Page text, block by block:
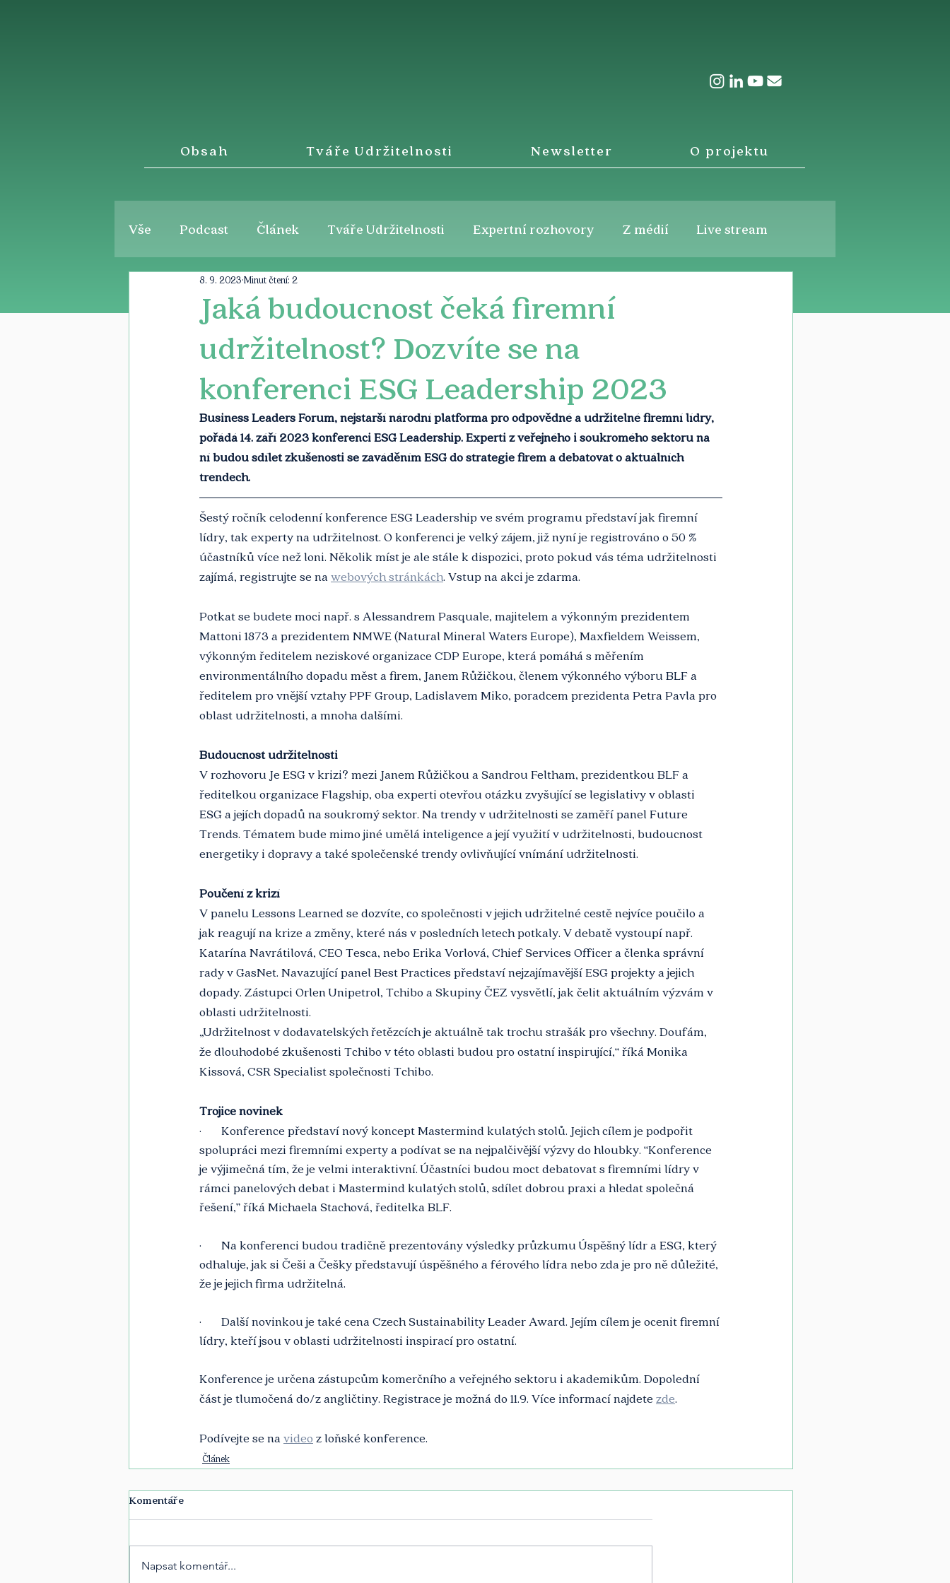
Obsah Tváře Udržitelnosti Newsletter O projektu
Vše Podcast Článek Tváře Udržitelnosti Expertní rozhovory Z médií Live stream
Jaká budoucnost čeká firemní
udržitelnost? Dozvíte se na
konferenci ESG Leadership 2023
8. 9. 2023 Minut čtení: 2
Business Leaders Forum, nejstarší národní platforma pro odpovědné a udržitelné firemní lídry,
pořádá 14. září 2023 konferenci ESG Leadership. Experti z veřejného i soukromého sektoru na
ní budou sdílet zkušenosti se zaváděním ESG do strategie firem a debatovat o aktuálních
trendech.
Šestý ročník celodenní konference ESG Leadership ve svém programu představí jak firemní
lídry, tak experty na udržitelnost. O konferenci je velký zájem, již nyní je registrováno o 50 %
účastníků více než loni. Několik míst je ale stále k dispozici, proto pokud vás téma udržitelnosti
zajímá, registrujte se na webových stránkách. Vstup na akci je zdarma.
Potkat se budete moci např. s Alessandrem Pasquale, majitelem a výkonným prezidentem
Mattoni 1873 a prezidentem NMWE (Natural Mineral Waters Europe), Maxfieldem Weissem,
výkonným ředitelem neziskové organizace CDP Europe, která pomáhá s měřením
environmentálního dopadu měst a firem, Janem Růžičkou, členem výkonného výboru BLF a
ředitelem pro vnější vztahy PPF Group, Ladislavem Miko, poradcem prezidenta Petra Pavla pro
oblast udržitelnosti, a mnoha dalšími.
Budoucnost udržitelnosti
V rozhovoru Je ESG v krizi? mezi Janem Růžičkou a Sandrou Feltham, prezidentkou BLF a
ředitelkou organizace Flagship, oba experti otevřou otázku zvyšující se legislativy v oblasti
ESG a jejích dopadů na soukromý sektor. Na trendy v udržitelnosti se zaměří panel Future
Trends. Tématem bude mimo jiné umělá inteligence a její využití v udržitelnosti, budoucnost
energetiky i dopravy a také společenské trendy ovlivňující vnímání udržitelnosti.
Poučení z krizí
V panelu Lessons Learned se dozvíte, co společnosti v jejich udržitelné cestě nejvíce poučilo a
jak reagují na krize a změny, které nás v posledních letech potkaly. V debatě vystoupí např.
Katarína Navrátilová, CEO Tesca, nebo Erika Vorlová, Chief Services Officer a členka správní
rady v GasNet. Navazující panel Best Practices představí nejzajímavější ESG projekty a jejich
dopady. Zástupci Orlen Unipetrol, Tchibo a Skupiny ČEZ vysvětlí, jak čelit aktuálním výzvám v
oblasti udržitelnosti.
„Udržitelnost v dodavatelských řetězcích je aktuálně tak trochu strašák pro všechny. Doufám,
že dlouhodobé zkušenosti Tchibo v této oblasti budou pro ostatní inspirující,“ říká Monika
Kissová, CSR Specialist společnosti Tchibo.
Trojice novinek
·       Konference představí nový koncept Mastermind kulatých stolů. Jejich cílem je podpořit
spolupráci mezi firemními experty a podívat se na nejpalčivější výzvy do hloubky. “Konference
je výjimečná tím, že je velmi interaktivní. Účastníci budou moct debatovat s firemními lídry v
rámci panelových debat i Mastermind kulatých stolů, sdílet dobrou praxi a hledat společná
řešení,” říká Michaela Stachová, ředitelka BLF.
·       Na konferenci budou tradičně prezentovány výsledky průzkumu Úspěšný lídr a ESG, který
odhaluje, jak si Češi a Češky představují úspěšného a férového lídra nebo zda je pro ně důležité,
že je jejich firma udržitelná.
·       Další novinkou je také cena Czech Sustainability Leader Award. Jejím cílem je ocenit firemní
lídry, kteří jsou v oblasti udržitelnosti inspirací pro ostatní.
Konference je určena zástupcům komerčního a veřejného sektoru i akademikům. Dopolední
část je tlumočená do/z angličtiny. Registrace je možná do 11.9. Více informací najdete zde.
Podívejte se na video z loňské konference.
Článek
Komentáře
Napsat komentář...